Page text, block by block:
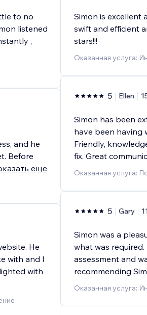
to no
listened
,
and he
Before
еще
He
with and I
with
Simon is excellent
swift and efficient
stars!!!
Оказанная услуга:
5 Ellen
Simon has been
have been having
Friendly,
fix. Great
Оказанная услуга:
5 Gary
Simon was a
what was
assessment and
recommending
Оказанная услуга: